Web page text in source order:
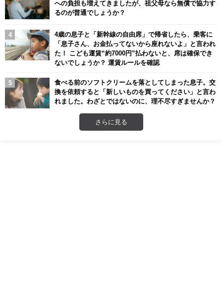
への負担も増えてきましたが、祖父母なら無償で協力す
るのが普通でしょうか？
4歳の息子と「新幹線の自由席」で帰省したら、乗客に
「息子さん、お金払ってないから座れないよ」と言われ
た！ こども運賃“約7000円”払わないと、席は確保でき
ないでしょうか？ 運賃ルールを確認
食べる前のソフトクリームを落としてしまった息子。交
換を依頼すると「新しいものを買ってください」と言わ
れました。わざとではないのに、理不尽すぎませんか？
さらに見る